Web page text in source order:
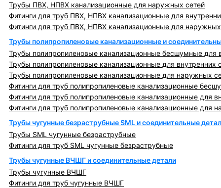
Трубы ПВХ, НПВХ канализационные для наружных сетей
Фитинги для труб ПВХ, НПВХ канализационные для
Фитинги для труб ПВХ, НПВХ канализационные для
Трубы полипропиленовые канализационные и
Трубы полипропиленовые канализационные бесшумные для
Трубы полипропиленовые канализационные для внутренних
Трубы полипропиленовые канализационные для наружных
Фитинги для труб полипропиленовые канализационные
Фитинги для труб полипропиленовые канализационные для
Фитинги для труб полипропиленовые канализационные для
Трубы чугунные безраструбные SML и соединительные
Трубы SML чугунные безраструбные
Фитинги для труб SML чугунные безраструбные
Трубы чугунные ВЧШГ и соединительные детали
Трубы чугунные ВЧШГ
Фитинги для труб чугунные ВЧШГ